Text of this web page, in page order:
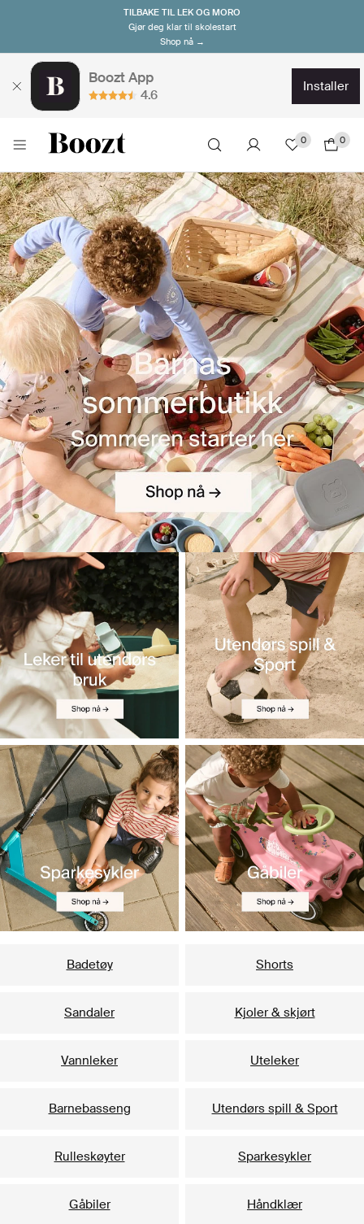
TILBAKE TIL LEK OG MORO
Gjør deg klar til skolestart
Shop nå →
Boozt App
4.6
installer
0 0
Badetøy Shorts
Sandaler Kjoler & skjørt
Vannleker Uteleker
Barnebasseng Utendørs spill & Sport
Rulleskøyter Sparkesykler
Gåbiler Håndklær